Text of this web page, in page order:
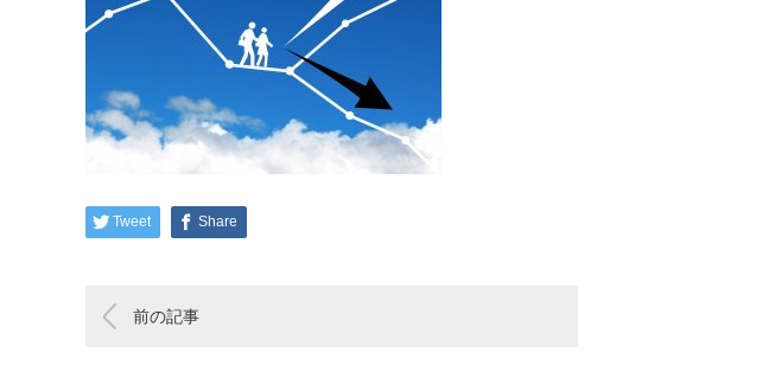
Tweet Share
前の記事